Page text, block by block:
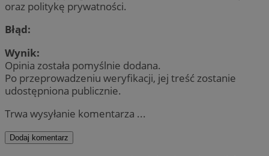
oraz politykę prywatności.
Błąd:
Wynik:
Opinia została pomyślnie dodana.
Po przeprowadzeniu weryfikacji, jej treść zostanie
udostępniona publicznie.
Trwa wysyłanie komentarza ...
Dodaj komentarz